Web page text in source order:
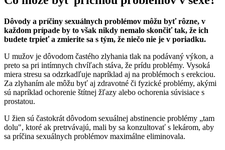
Dôvody a príčiny sexuálnych problémov môžu byť rôzne, v
každom prípade by to však nikdy nemalo skončiť tak, že ich
budete trpieť a zmierite sa s tým, že niečo nie je v poriadku.
U mužov je dôvodom častého zlyhania tlak na podávaný výkon, a
preto sa pri intímnych chvíľach stáva, že prídu problémy. Vysoká
miera stresu sa odzrkadľuje napríklad aj na problémoch s erekciou.
Za zlyhaním ale môžu byť aj zdravotné či fyzické problémy, akými
sú napríklad ochorenie štítnej žľazy alebo ochorenia súvisiace s
prostatou.
U žien sú častokrát dôvodom sexuálnej abstinencie problémy „tam
dolu", ktoré ak pretrvávajú, mali by sa konzultovať s lekárom, aby
sa príčina sexuálnych problémov maximálne eliminovala.